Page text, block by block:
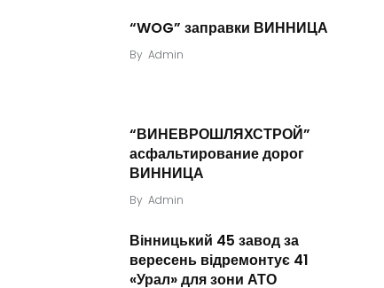
“WOG” заправки ВИННИЦА
By Admin
“ВИНЕВРОШЛЯХСТРОЙ”
асфальтирование дорог
ВИННИЦА
By Admin
Вінницький 45 завод за
вересень відремонтує 41
«Урал» для зони АТО